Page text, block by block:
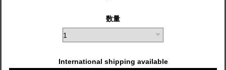
数量
International shipping available